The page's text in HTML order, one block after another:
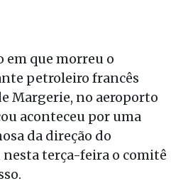
em que morreu o
petroleiro francês
Margerie, no aeroporto
aconteceu por uma
da direção do
terça-feira o comitê